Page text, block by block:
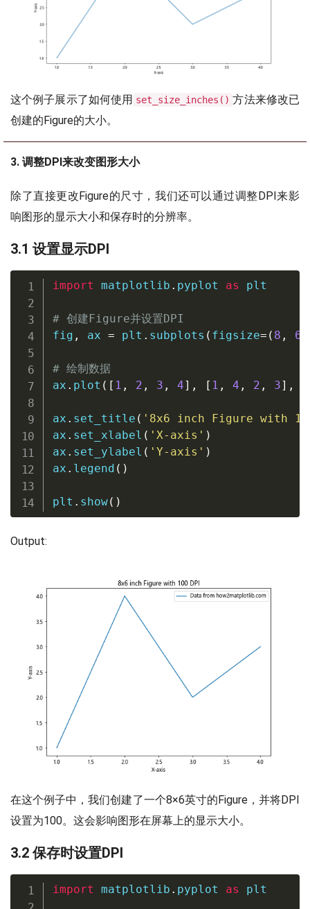
这个例子展示了如何使用 set_size_inches() 方法来修改已
创建的Figure的大小。
3. 调整DPI来改变图形大小
除了直接更改Figure的尺寸，我们还可以通过调整DPI来影
响图形的显示大小和保存时的分辨率。
3.1 设置显示DPI
import matplotlib . pyplot as plt
# 创建Figure并设置DPI
fig , ax = plt . subplots ( figsize= ( 8 , 6
# 绘制数据
ax . plot ( [ 1 , 2 , 3 , 4] , [ 1 , 4 , 2 , 3] ,
ax . set_title ( '8x6 inch Figure with
ax . set_xlabel ( 'X-axis' )
ax . set_ylabel ( 'Y-axis' )
ax . legend ( )
plt . show( )
Output:
在这个例子中，我们创建了一个8×6英寸的Figure，并将DPI
设置为100。这会影响图形在屏幕上的显示大小。
3.2 保存时设置DPI
import matplotlib . pyplot as plt